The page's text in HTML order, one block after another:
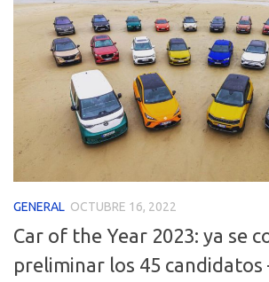
GENERAL OCTUBRE 16, 2022
Car of the Year 2023: ya se
preliminar los 45 candidatos